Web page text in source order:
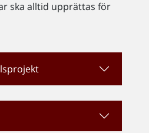
ska alltid upprättas för